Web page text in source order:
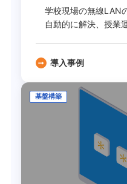
学校現場の無線LAN
自動的に解決、授業
導入事例
基盤構築